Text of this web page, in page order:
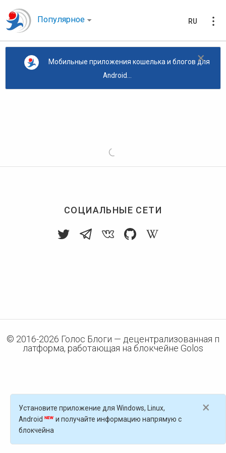
Популярное RU
×
Мобильные приложения кошелька и блогов для
Android...
СОЦИАЛЬНЫЕ СЕТИ
© 2016-2026 Голос Блоги — децентрализованная п
латформа, работающая на блокчейне Golos
×
Установите приложение для Windows, Linux,
Android
и получайте информацию напрямую с
блокчейна